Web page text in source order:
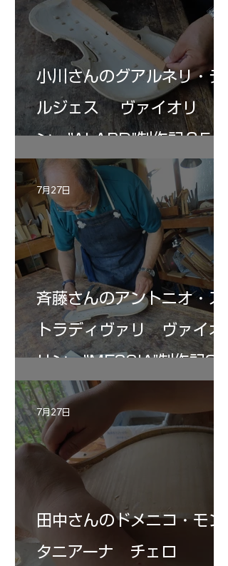
小川さんのグアルネリ・デ
ルジェス ヴァイオリ
ン ”ALARD"制作記３5
斉藤さんのアントニオ・ス
トラディヴァリ ヴァイオ
リン ”MESSIA"制作記33
7月27日
田中さんのドメニコ・モン
タニアーナ チェロ
7月27日